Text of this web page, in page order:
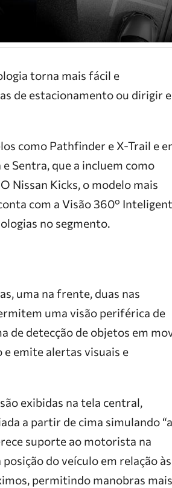
torna mais fácil e
de estacionamento ou dirigir
como Pathfinder e X-Trail e
Sentra, que a incluem como
Nissan Kicks, o modelo mais
com a Visão 360º
no segmento.
uma na frente, duas nas
uma visão periférica de
de detecção de objetos em
emite alertas visuais e
exibidas na tela central,
a partir de cima simulando “a
suporte ao motorista na
do veículo em relação às
permitindo manobras mais